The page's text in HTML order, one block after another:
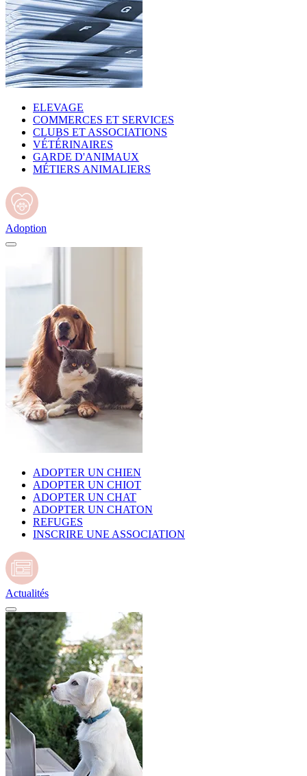
ELEVAGE
COMMERCES ET SERVICES
CLUBS ET ASSOCIATIONS
VÉTÉRINAIRES
GARDE D'ANIMAUX
MÉTIERS ANIMALIERS
Adoption
ADOPTER UN CHIEN
ADOPTER UN CHIOT
ADOPTER UN CHAT
ADOPTER UN CHATON
REFUGES
INSCRIRE UNE ASSOCIATION
Actualités